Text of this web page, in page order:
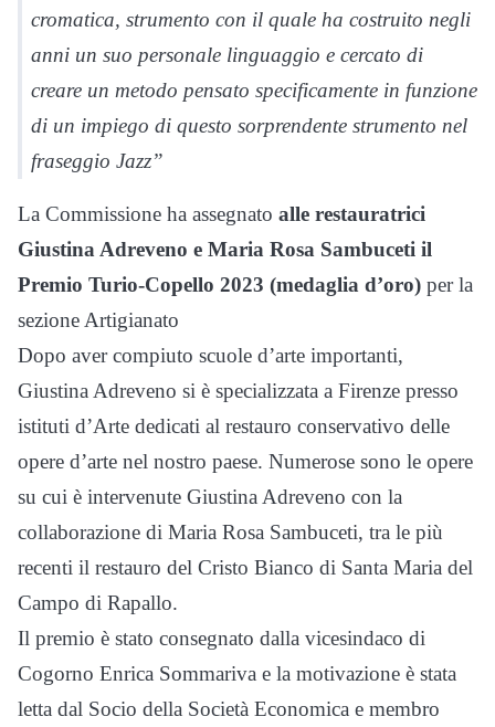
cromatica, strumento con il quale ha costruito negli
anni un suo personale linguaggio e cercato di
creare un metodo pensato specificamente in funzione
di un impiego di questo sorprendente strumento nel
fraseggio Jazz”
La Commissione ha assegnato alle restauratrici
Giustina Adreveno e Maria Rosa Sambuceti il
Premio Turio-Copello 2023 (medaglia d’oro) per la
sezione Artigianato
Dopo aver compiuto scuole d’arte importanti,
Giustina Adreveno si è specializzata a Firenze presso
istituti d’Arte dedicati al restauro conservativo delle
opere d’arte nel nostro paese. Numerose sono le opere
su cui è intervenute Giustina Adreveno con la
collaborazione di Maria Rosa Sambuceti, tra le più
recenti il restauro del Cristo Bianco di Santa Maria del
Campo di Rapallo.
Il premio è stato consegnato dalla vicesindaco di
Cogorno Enrica Sommariva e la motivazione è stata
letta dal Socio della Società Economica e membro